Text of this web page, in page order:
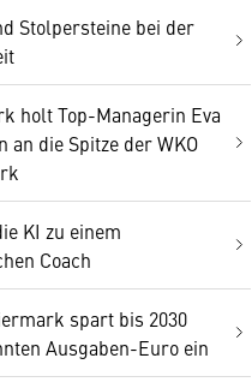
Stolpersteine bei der
holt Top-Managerin Eva
an die Spitze der WKO
KI zu einem
Coach
spart bis 2030
Ausgaben-Euro ein